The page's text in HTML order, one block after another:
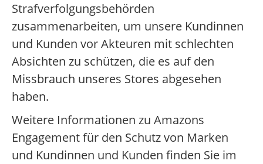
Strafverfolgungsbehörden
zusammenarbeiten, um unsere Kundinnen
und Kunden vor Akteuren mit schlechten
Absichten zu schützen, die es auf den
Missbrauch unseres Stores abgesehen
haben.
Weitere Informationen zu Amazons
Engagement für den Schutz von Marken
und Kundinnen und Kunden finden Sie im